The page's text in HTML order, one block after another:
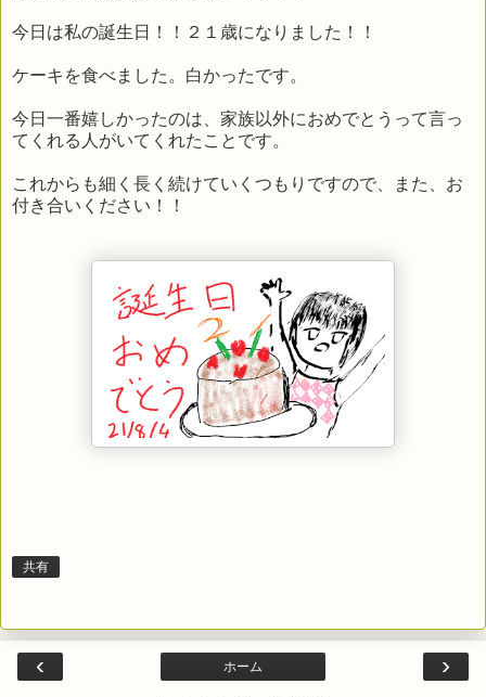
今日は私の誕生日！！２１歳になりました！！
ケーキを食べました。白かったです。
今日一番嬉しかったのは、家族以外におめでとうって言っ
てくれる人がいてくれたことです。
これからも細く長く続けていくつもりですので、また、お
付き合いください！！
共有
‹ ›
ホーム